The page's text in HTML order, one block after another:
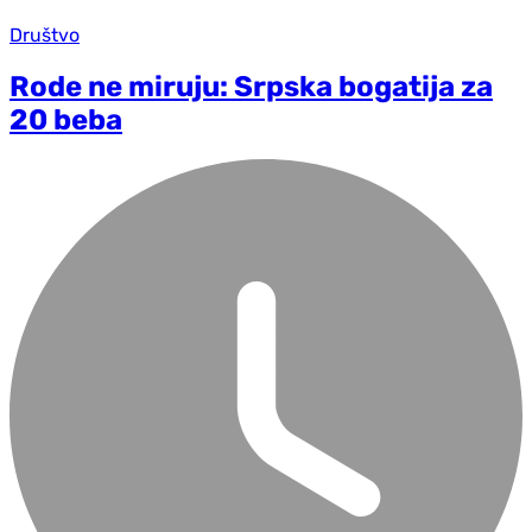
Društvo
Rode ne miruju: Srpska bogatija za
20 beba